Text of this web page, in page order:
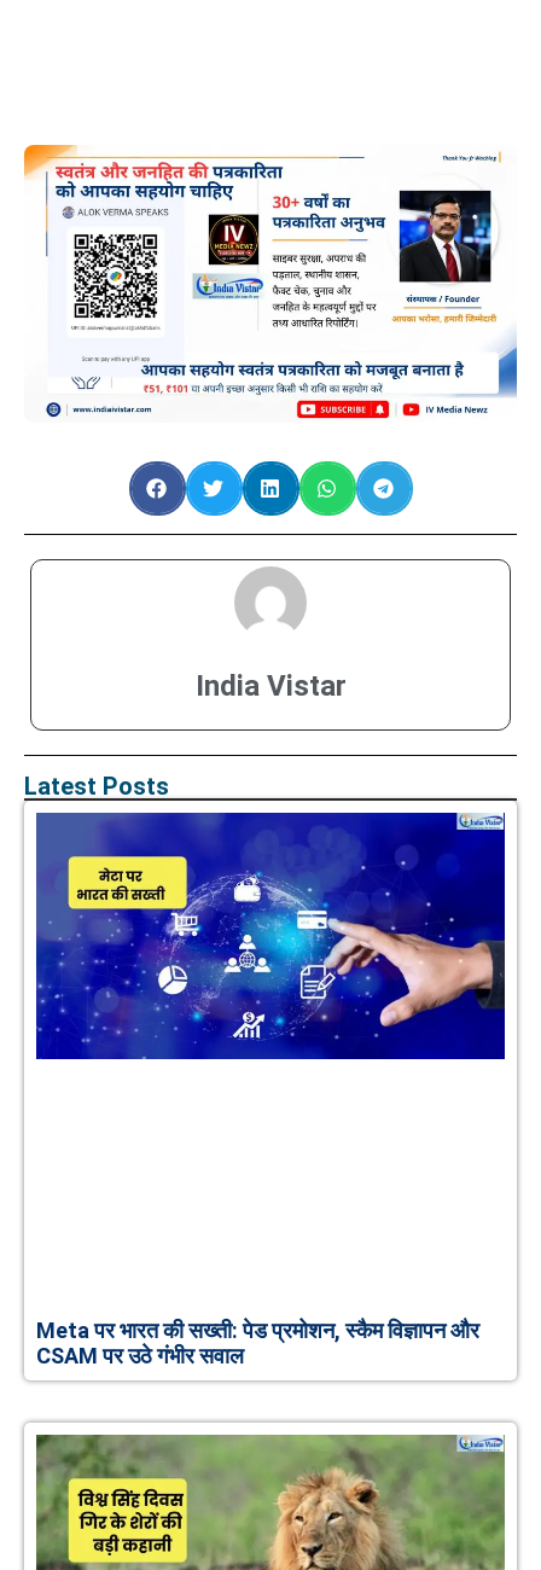
India Vistar
Latest Posts
Meta पर भारत की सख्ती: पेड प्रमोशन, स्कैम विज्ञापन और
CSAM पर उठे गंभीर सवाल